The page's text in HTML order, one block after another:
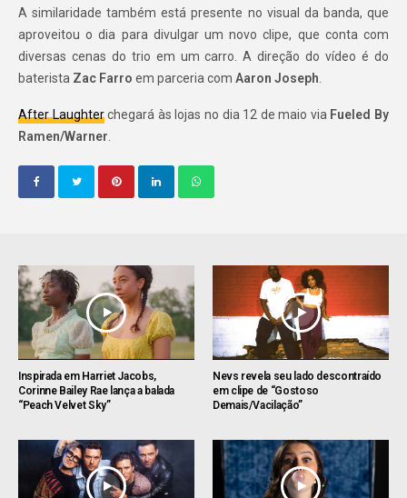
A similaridade também está presente no visual da banda, que
aproveitou o dia para divulgar um novo clipe, que conta com
diversas cenas do trio em um carro. A direção do vídeo é do
baterista Zac Farro em parceria comAaron Joseph.
After Laughterchegará às lojas no dia 12 de maio via Fueled By
Ramen/Warner.
Inspirada em Harriet Jacobs,
Corinne Bailey Rae lança a balada
“Peach Velvet Sky”
Nevs revela seu lado descontraído
em clipe de “Gostoso
Demais/Vacilação”